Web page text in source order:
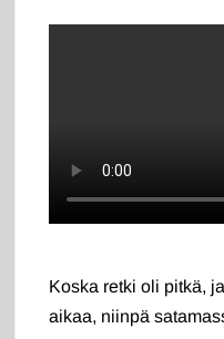
Koska retki oli pitkä,
aikaa, niinpä